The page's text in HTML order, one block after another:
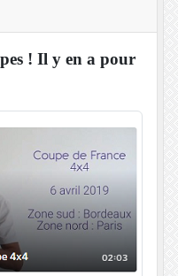
! Il y en a pour